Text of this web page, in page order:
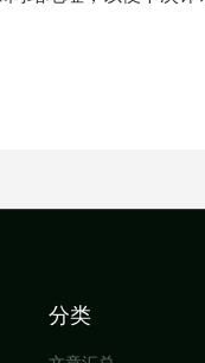
分类